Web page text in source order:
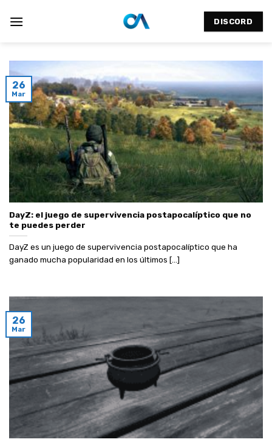
DISCORD
DayZ: el juego de supervivencia postapocalíptico que no
te puedes perder
DayZ es un juego de supervivencia postapocalíptico que ha
ganado mucha popularidad en los últimos [...]
26
Mar
26
Mar